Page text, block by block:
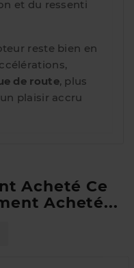
et du ressenti
reste bien en
de route, plus
plaisir accru
Acheté Ce
Acheté...